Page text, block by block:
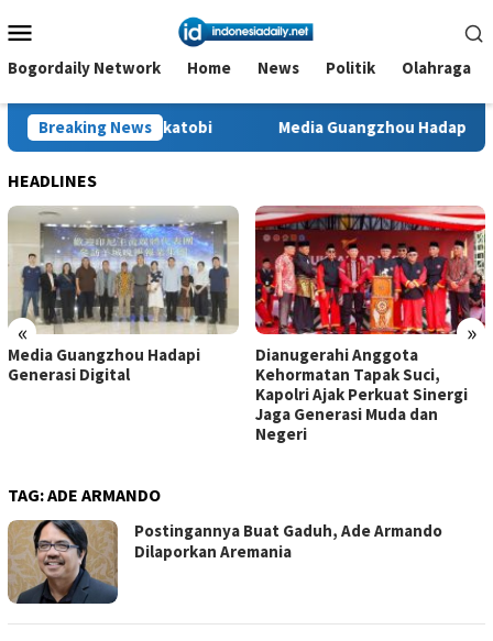
ke
kontenMobile
Bogordaily Network Home News Politik Olahraga
Breaking News
Wakatobi Media Guangzhou Hadapi Generasi Digital
HEADLINES
« »
Media Guangzhou Hadapi
Generasi Digital
Dianugerahi Anggota
Kehormatan Tapak Suci,
Kapolri Ajak Perkuat Sinergi
Jaga Generasi Muda dan
Negeri
TAG:ADE ARMANDO
Postingannya Buat Gaduh, Ade Armando
Dilaporkan Aremania